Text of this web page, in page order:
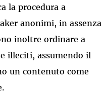
la procedura a
anonimi, in assenza
inoltre ordinare a
illeciti, assumendo il
un contenuto come